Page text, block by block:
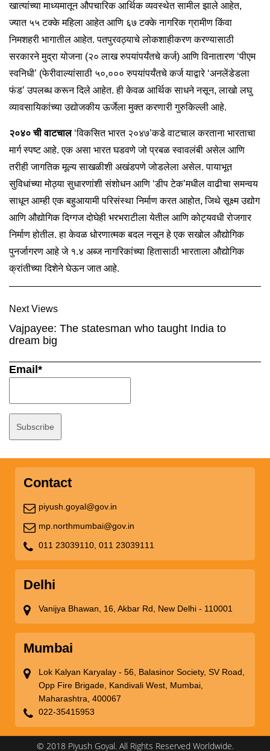
खात्यांच्या माध्यमातून औपचारिक आर्थिक व्यवस्थेत सामील झाले आहेत,
ज्यात ५५ टक्के महिला आहेत आणि ६७ टक्के नागरिक ग्रामीण किंवा
निमशहरी भागातील आहेत. पतपुरवठ्याचे लोकशाहीकरण करण्यासाठी
सरकारने मुद्रा योजना (२० लाख रुपयांपर्यंतचे कर्ज) आणि विनातारण ‘पीएम
स्वनिधी’ (फेरीवाल्यांसाठी ५०,००० रुपयांपर्यंतचे कर्ज याद्वारे ‘अनलेंडेडला
फंड’ उपलब्ध करून दिले आहेत. ही केवळ आर्थिक साधने नसून, लाखो लघु
व्यावसायिकांच्या उद्योजकीय ऊर्जेला मुक्त करणारी गुरुकिल्ली आहे.
२०४० ची वाटचाल‘विकसित भारत २०४७’कडे वाटचाल करताना भारताचा
मार्ग स्पष्ट आहे. एक असा भारत घडवणे जो प्रबळ स्वावलंबी असेल आणि
तरीही जागतिक मूल्य साखळीशी अखंडपणे जोडलेला असेल. पायाभूत
सुविधांच्या मोठ्या सुधारणांशी संशोधन आणि ‘डीप टेक’मधील वाढीचा समन्वय
साधून आम्ही एक बहुआयामी परिसंस्था निर्माण करत आहोत, जिथे सूक्ष्म उद्योग
आणि औद्योगिक दिग्गज दोघेही भरभराटीला येतील आणि कोट्यवधी रोजगार
निर्माण होतील. हा केवळ धोरणात्मक बदल नसून हे एक सखोल औद्योगिक
पुनर्जागरण आहे जे १.४ अब्ज नागरिकांच्या हितासाठी भारताला औद्योगिक
क्रांतीच्या दिशेने घेऊन जात आहे.
Next Views
Vajpayee: The statesman who taught India to
dream big
Email*
Contact
piyush.goyal@gov.in
mp.northmumbai@gov.in
011 23039110, 011 23039111
Delhi
Vanijya Bhawan, 16, Akbar Rd, New Delhi - 110001
Mumbai
Lok Kalyan Karyalay - 56, Balasinor Society, SV Road,
Opp Fire Brigade, Kandivali West, Mumbai,
Maharashtra, 400067
022-35415953
© 2018 Piyush Goyal. All Rights Reserved Worldwide.